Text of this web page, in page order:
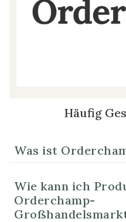
Häufig
Was ist
Wie kann ich
Orderchamp-